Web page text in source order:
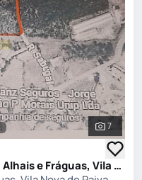
Ver
7
Terreno em Vila Nova de Paiva, Alhais e Fráguas, Vila Nova de Paiva